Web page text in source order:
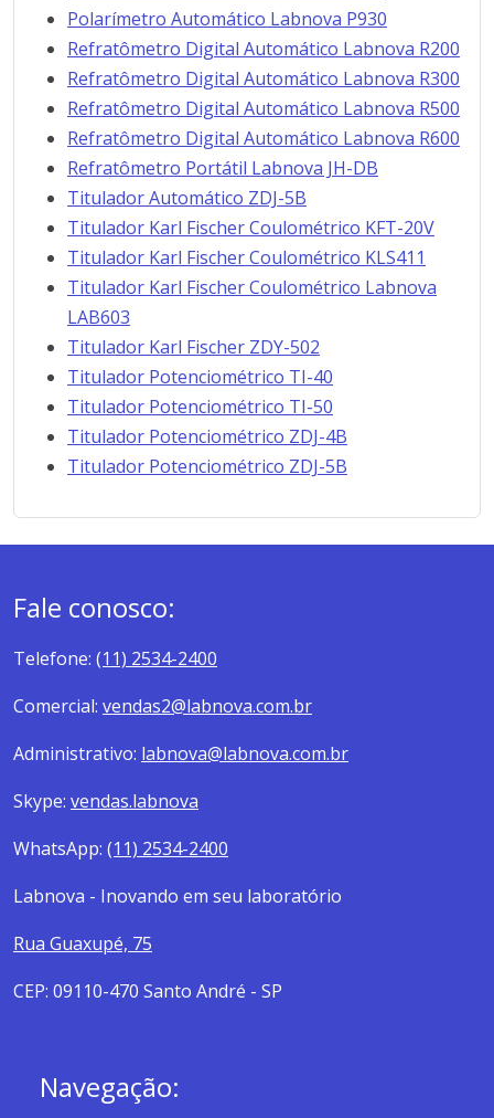
Polarímetro Automático Labnova P930
Refratômetro Digital Automático Labnova R200
Refratômetro Digital Automático Labnova R300
Refratômetro Digital Automático Labnova R500
Refratômetro Digital Automático Labnova R600
Refratômetro Portátil Labnova JH-DB
Titulador Automático ZDJ-5B
Titulador Karl Fischer Coulométrico KFT-20V
Titulador Karl Fischer Coulométrico KLS411
Titulador Karl Fischer Coulométrico Labnova
LAB603
Titulador Karl Fischer ZDY-502
Titulador Potenciométrico TI-40
Titulador Potenciométrico TI-50
Titulador Potenciométrico ZDJ-4B
Titulador Potenciométrico ZDJ-5B
Fale conosco:
Telefone: (11) 2534-2400
Comercial: vendas2@labnova.com.br
Administrativo: labnova@labnova.com.br
Skype: vendas.labnova
WhatsApp: (11) 2534-2400
Labnova - Inovando em seu laboratório
Rua Guaxupé, 75
CEP: 09110-470 Santo André - SP
Navegação: